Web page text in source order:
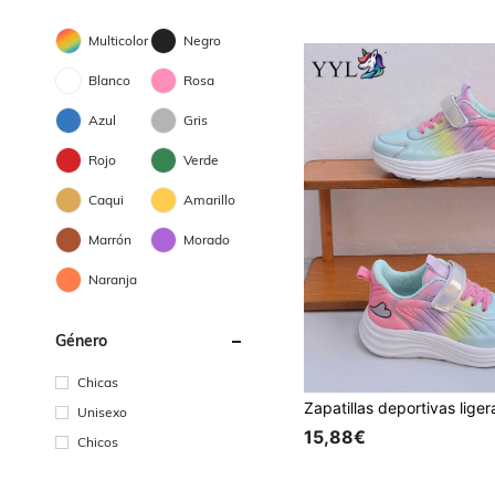
Multicolor Negro
Blanco Rosa
Azul Gris
Rojo Verde
Caqui Amarillo
Marrón Morado
Naranja
Género
Chicas
Unisexo
Chicos
15,88€